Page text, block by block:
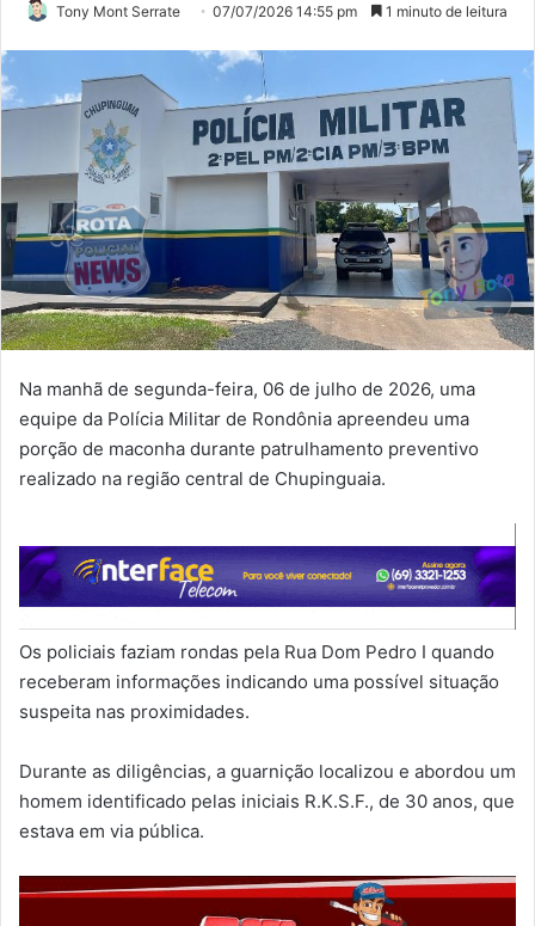
Tony Mont Serrate 07/07/2026 14:55 pm 1 minuto de leitura
Na manhã de segunda-feira, 06 de julho de 2026, uma
equipe da Polícia Militar de Rondônia apreendeu uma
porção de maconha durante patrulhamento preventivo
realizado na região central de Chupinguaia.
Os policiais faziam rondas pela Rua Dom Pedro I quando
receberam informações indicando uma possível situação
suspeita nas proximidades.
Durante as diligências, a guarnição localizou e abordou um
homem identificado pelas iniciais R.K.S.F., de 30 anos, que
estava em via pública.